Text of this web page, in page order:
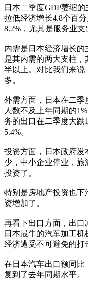
日本二季度GDP萎缩
拉低经济增长4.8个百
8.2%，尤其是服务业支
内需是日本经济增长的
是其内需的两大支柱
半以上。对比我们来说
多。
外需方面，日本在二
人数不及上年同期的
务的出口在二季度大跌
5.4%。
投资方面，日本政府
少，中小企业停业，
投资了。
特别是房地产投资也
资增加了。
再看下出口方面，出口
日本最牛的汽车加工
经济遭受不可避免的打
在日本汽车出口额同比
复到了去年同期水平。